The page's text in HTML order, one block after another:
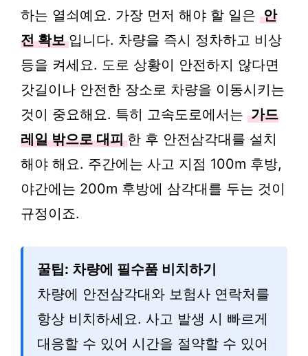
하는 열쇠예요. 가장 먼저 해야 할 일은 안
전 확보 입니다. 차량을 즉시 정차하고 비상
등을 켜세요. 도로 상황이 안전하지 않다면
갓길이나 안전한 장소로 차량을 이동시키는
것이 중요해요. 특히 고속도로에서는 가드
레일 밖으로 대피 한 후 안전삼각대를 설치
해야 해요. 주간에는 사고 지점 100m 후방,
야간에는 200m 후방에 삼각대를 두는 것이
규정이죠.
꿀팁: 차량에 필수품 비치하기
차량에 안전삼각대와 보험사 연락처를
항상 비치하세요. 사고 발생 시 빠르게
대응할 수 있어 시간을 절약할 수 있어